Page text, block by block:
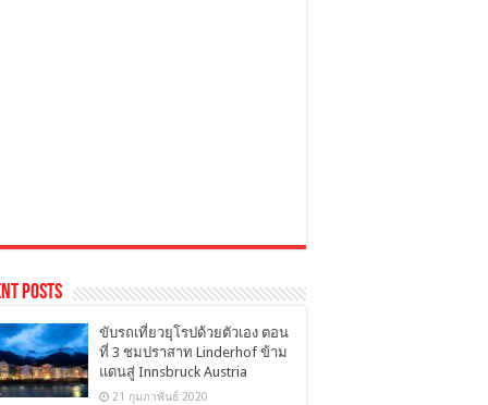
Posts
ขับรถเที่ยวยุโรปด้วยตัวเอง ตอน
ที่ 3 ชมปราสาท Linderhof ข้าม
แดนสู่ Innsbruck Austria
21 กุมภาพันธ์ 2020